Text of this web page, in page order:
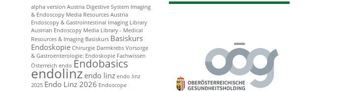
alpha version Austria Digestive System Imaging
& Endoscopy Media Resources Austria
Endoscopy & Gastrointestinal Imaging Library
Austrian Endoscopy Media Library - Medical
Resources & Imaging Basiskurs Basiskurs
Endoskopie Chirurgie Darmkrebs Vorsorge
& Gastroenterologie: Endoskopie Fachwissen
Österreich endo Endobasics
endolinz endo linz endo linz
2025 Endo Linz 2026 Endoscope